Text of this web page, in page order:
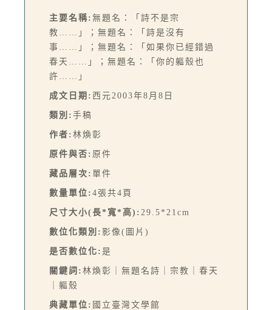
主要名稱: 無題名：「詩不是宗
教……」；無題名：「詩是沒有
事……」；無題名：「如果你已經錯過
春天……」；無題名：「你的軀殼也
許……」
成文日期: 西元2003年8月8日
類別: 手稿
作者: 林煥彰
原件與否: 原件
藏品層次: 單件
數量單位: 4張共4頁
尺寸大小(長*寬*高): 29.5*21cm
數位化類別: 影像(圖片)
是否數位化: 是
關鍵詞: 林煥彰｜無題名詩｜宗教｜春天
｜軀殼
典藏單位: 國立臺灣文學館